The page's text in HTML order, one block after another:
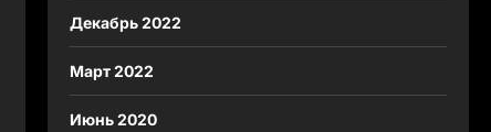
Декабрь 2022
Март 2022
Июнь 2020